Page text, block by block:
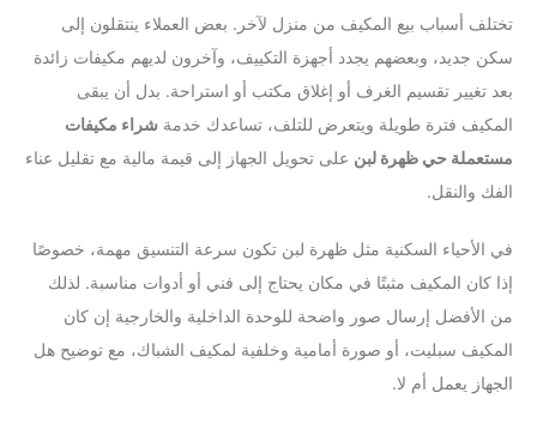
تختلف أسباب بيع المكيف من منزل لآخر. بعض العملاء ينتقلون إلى
سكن جديد، وبعضهم يجدد أجهزة التكييف، وآخرون لديهم مكيفات زائدة
بعد تغيير تقسيم الغرف أو إغلاق مكتب أو استراحة. بدل أن يبقى
المكيف فترة طويلة ويتعرض للتلف، تساعدك خدمة شراء مكيفات
مستعملة حي ظهرة لبن على تحويل الجهاز إلى قيمة مالية مع تقليل عناء
الفك والنقل.
في الأحياء السكنية مثل ظهرة لبن تكون سرعة التنسيق مهمة، خصوصًا
إذا كان المكيف مثبتًا في مكان يحتاج إلى فني أو أدوات مناسبة. لذلك
من الأفضل إرسال صور واضحة للوحدة الداخلية والخارجية إن كان
المكيف سبليت، أو صورة أمامية وخلفية لمكيف الشباك، مع توضيح هل
الجهاز يعمل أم لا.